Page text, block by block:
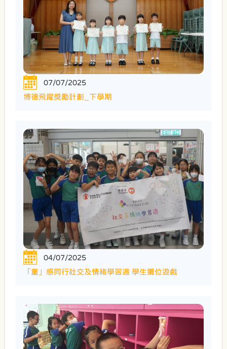
07/07/2025
博德飛躍獎勵計劃_下學期
04/07/2025
「童」感同行社交及情緒學習週 學生攤位遊戲